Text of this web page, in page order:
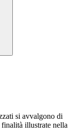
si avvalgono di
illustrate nella